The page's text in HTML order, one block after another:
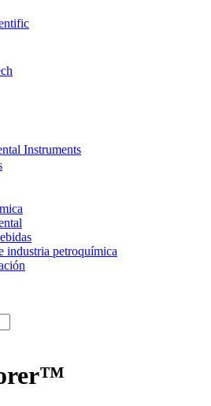
Instruments
industria petroquímica